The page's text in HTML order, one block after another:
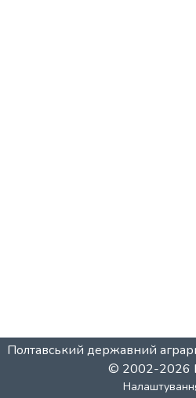
Полтавський державний
© 2002-2026